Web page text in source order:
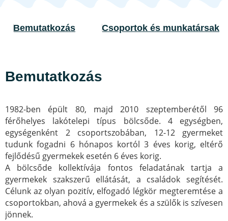
Bemutatkozás Csoportok és munkatársak
Bemutatkozás
1982-ben épült 80, majd 2010 szeptemberétől 96
férőhelyes lakótelepi típus bölcsőde. 4 egységben,
egységenként 2 csoportszobában, 12-12 gyermeket
tudunk fogadni 6 hónapos kortól 3 éves korig, eltérő
fejlődésű gyermekek esetén 6 éves korig.
A bölcsőde kollektívája fontos feladatának tartja a
gyermekek szakszerű ellátását, a családok segítését.
Célunk az olyan pozitív, elfogadó légkör megteremtése a
csoportokban, ahová a gyermekek és a szülők is szívesen
jönnek.